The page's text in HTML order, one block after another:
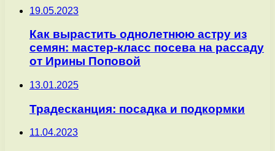
19.05.2023
Как вырастить однолетнюю астру из
семян: мастер-класс посева на рассаду
от Ирины Поповой
13.01.2025
Традесканция: посадка и подкормки
11.04.2023